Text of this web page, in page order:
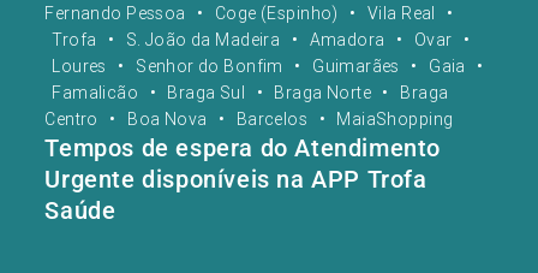
Fernando Pessoa
• Coge (Espinho) • Vila Real
•
Trofa
• S. João da Madeira • Amadora • Ovar
•
Loures
• Senhor do Bonfim • Guimarães • Gaia
•
Famalicão
• Braga Sul • Braga Norte •
Braga
Centro
• Boa Nova • Barcelos • MaiaShopping
Tempos de espera do Atendimento
Urgente disponíveis na APP Trofa
Saúde